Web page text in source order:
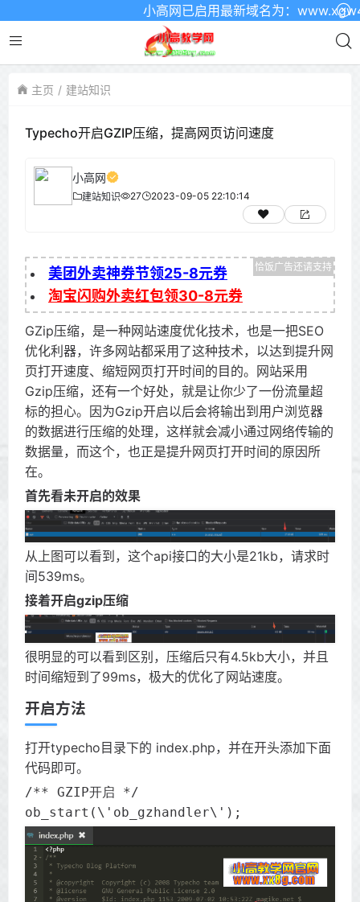
小高网已启用最新域名为：
主页 建站知识
Typecho开启GZIP压缩，提高网页访问速度
小高网
建站知识 27 2023-09-05 22:10:14
美团外卖神券节领25-8元券
淘宝闪购外卖红包领30-8元券
GZip压缩，是一种网站速度优化技术，也是一把SEO
优化利器，许多网站都采用了这种技术，以达到提升网
页打开速度、缩短网页打开时间的目的。网站采用
Gzip压缩，还有一个好处，就是让你少了一份流量超
标的担心。因为Gzip开启以后会将输出到用户浏览器
的数据进行压缩的处理，这样就会减小通过网络传输的
数据量，而这个，也正是提升网页打开时间的原因所
在。
首先看未开启的效果
从上图可以看到，这个api接口的大小是21kb，请求时
间539ms。
接着开启gzip压缩
很明显的可以看到区别，压缩后只有4.5kb大小，并且
时间缩短到了99ms，极大的优化了网站速度。
开启方法
打开typecho目录下的 index.php，并在开头添加下面
代码即可。
/** GZIP开启 */
ob_start(\'ob_gzhandler\');